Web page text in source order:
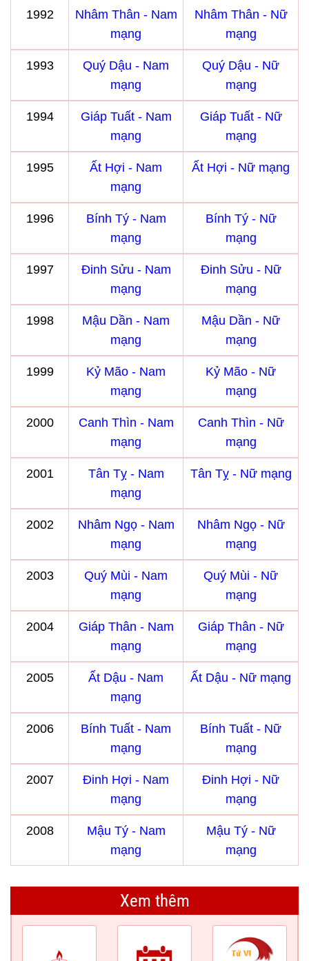
1992
Nhâm Thân - Nam
mạng
Nhâm Thân - Nữ
mạng
1993
Quý Dậu - Nam
mạng
Quý Dậu - Nữ
mạng
1994
Giáp Tuất - Nam
mạng
Giáp Tuất - Nữ
mạng
1995
Ất Hợi - Nam
mạng
Ất Hợi - Nữ mạng
1996
Bính Tý - Nam
mạng
Bính Tý - Nữ
mạng
1997
Đinh Sửu - Nam
mạng
Đinh Sửu - Nữ
mạng
1998
Mậu Dần - Nam
mạng
Mậu Dần - Nữ
mạng
1999
Kỷ Mão - Nam
mạng
Kỷ Mão - Nữ
mạng
2000
Canh Thìn - Nam
mạng
Canh Thìn - Nữ
mạng
2001
Tân Tỵ - Nam
mạng
Tân Tỵ - Nữ mạng
2002
Nhâm Ngọ - Nam
mạng
Nhâm Ngọ - Nữ
mạng
2003
Quý Mùi - Nam
mạng
Quý Mùi - Nữ
mạng
2004
Giáp Thân - Nam
mạng
Giáp Thân - Nữ
mạng
2005
Ất Dậu - Nam
mạng
Ất Dậu - Nữ mạng
2006
Bính Tuất - Nam
mạng
Bính Tuất - Nữ
mạng
2007
Đinh Hợi - Nam
mạng
Đinh Hợi - Nữ
mạng
2008
Mậu Tý - Nam
mạng
Mậu Tý - Nữ
mạng
Xem thêm